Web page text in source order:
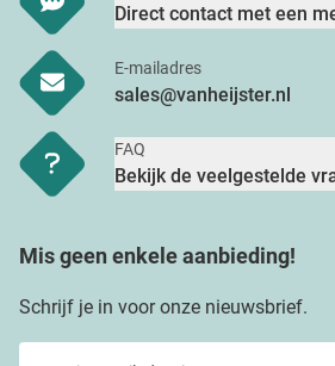
Direct contact met een
E-mailadres
sales@vanheijster.nl
FAQ
Bekijk de veelgestelde
Mis geen enkele aanbieding!
Schrijf je in voor onze nieuwsbrief.